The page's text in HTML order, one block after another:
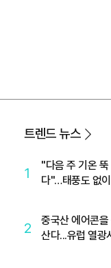
트렌드 뉴스
1
"다음 주 기온 뚝
다"…태풍도 없
2
중국산 에어콘
산다...유럽 열광